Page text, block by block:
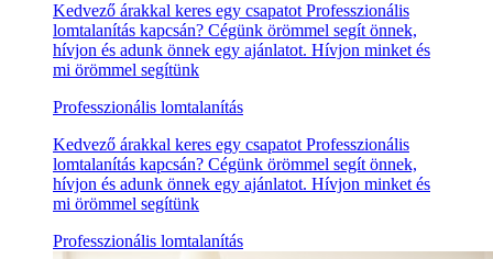
Kedvező árakkal keres egy csapatot Professzionális
lomtalanítás kapcsán? Cégünk örömmel segít önnek,
hívjon és adunk önnek egy ajánlatot. Hívjon minket és
mi örömmel segítünk
Professzionális lomtalanítás
Kedvező árakkal keres egy csapatot Professzionális
lomtalanítás kapcsán? Cégünk örömmel segít önnek,
hívjon és adunk önnek egy ajánlatot. Hívjon minket és
mi örömmel segítünk
Professzionális lomtalanítás